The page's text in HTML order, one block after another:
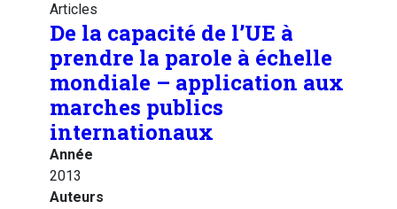
Articles
De la capacité de l’UE à
prendre la parole à échelle
mondiale – application aux
marches publics
internationaux
Année
2013
Auteurs